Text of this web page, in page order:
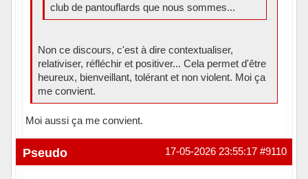
club de pantouflards que nous sommes...
Non ce discours, c'est à dire contextualiser,
relativiser, réfléchir et positiver... Cela permet d'être
heureux, bienveillant, tolérant et non violent. Moi ça
me convient.
Moi aussi ça me convient.
Hors ligne #9110
17-05-2026 23:55:17
Pseudo